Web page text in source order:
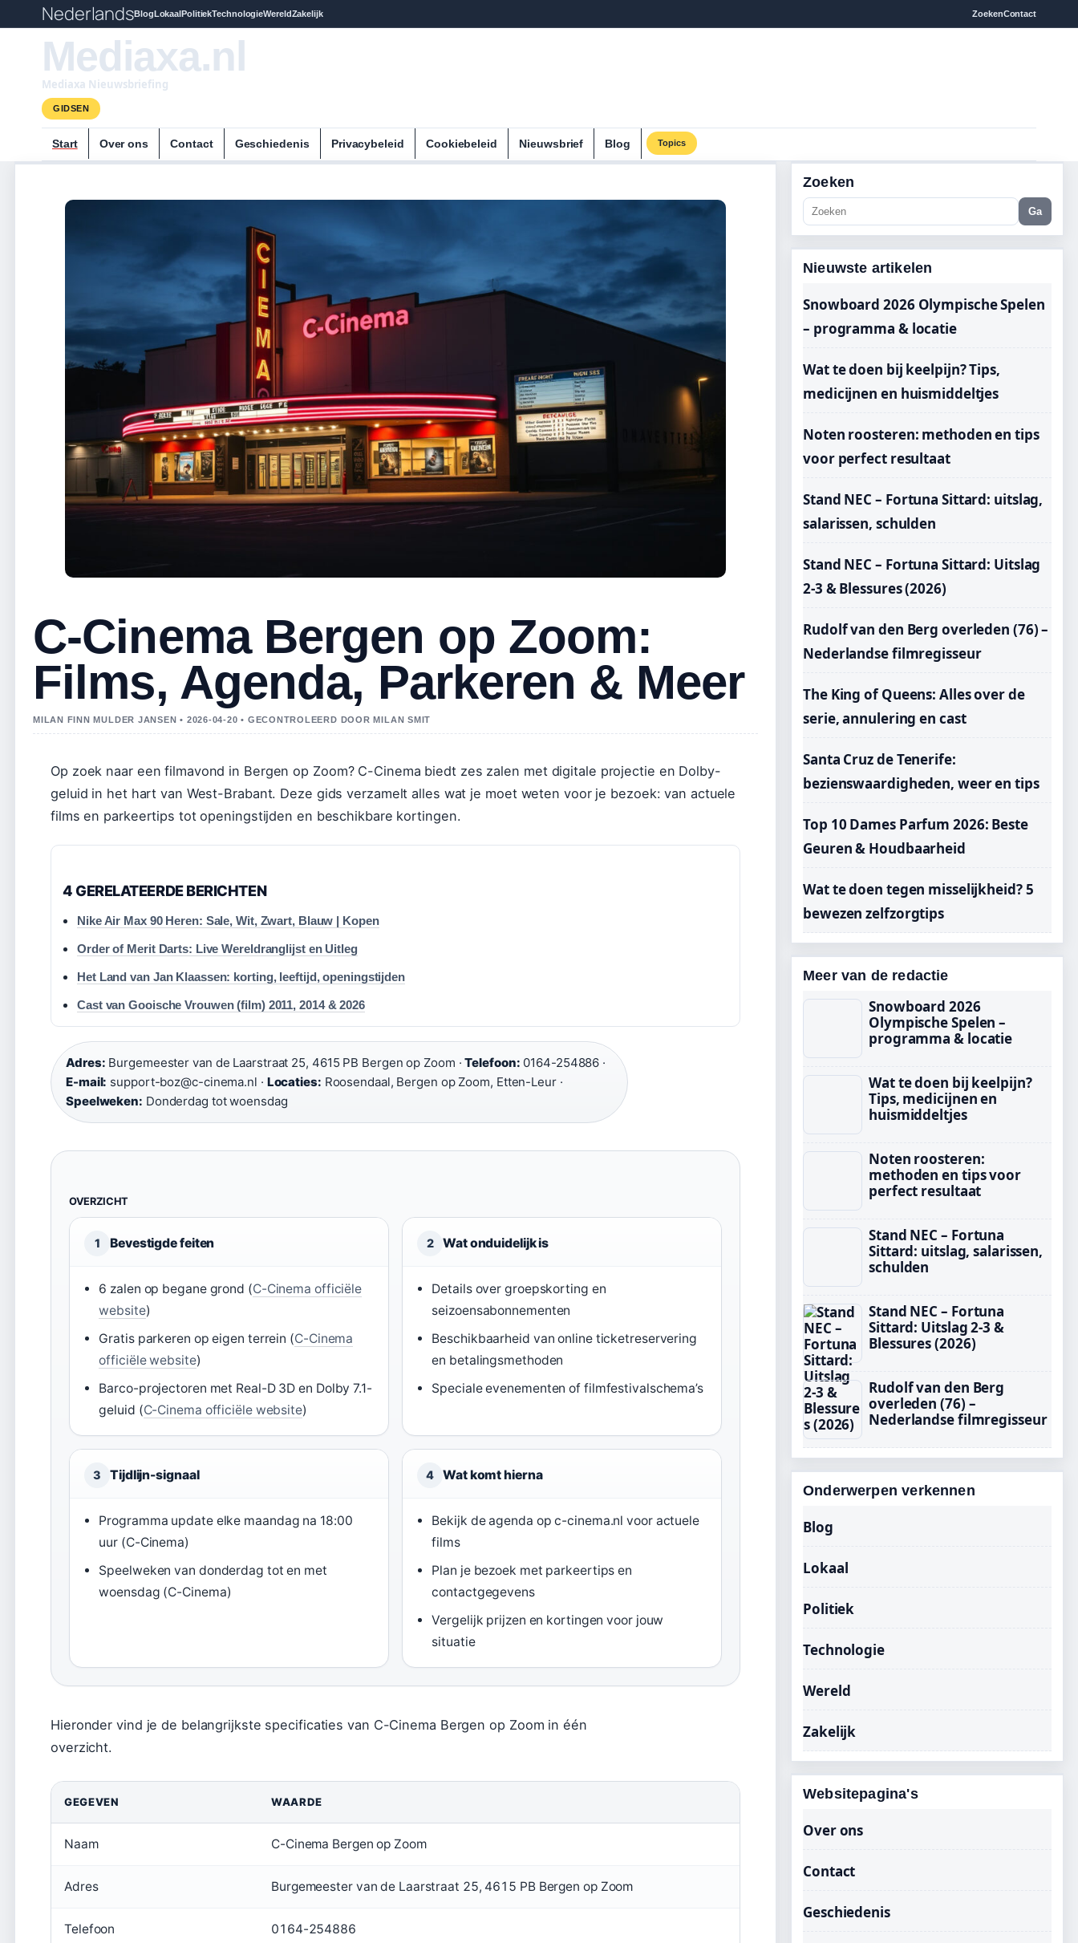
NederlandsBlogLokaalPolitiekTechnologieWereldZakelijk ZoekenContact
Mediaxa.nl
Mediaxa Nieuwsbriefing
GIDSEN
Start Over ons Contact Geschiedenis Privacybeleid Cookiebeleid Nieuwsbrief Blog Topics
C-Cinema Bergen op Zoom:
Films, Agenda, Parkeren & Meer
MILAN FINN MULDER JANSEN • 2026-04-20 • GECONTROLEERD DOOR MILAN SMIT
Op zoek naar een filmavond in Bergen op Zoom? C-Cinema biedt zes zalen met digitale projectie en Dolby-
geluid in het hart van West-Brabant. Deze gids verzamelt alles wat je moet weten voor je bezoek: van actuele
films en parkeertips tot openingstijden en beschikbare kortingen.
4 GERELATEERDE BERICHTEN
Nike Air Max 90 Heren: Sale, Wit, Zwart, Blauw | Kopen
Order of Merit Darts: Live Wereldranglijst en Uitleg
Het Land van Jan Klaassen: korting, leeftijd, openingstijden
Cast van Gooische Vrouwen (film) 2011, 2014 & 2026
Adres: Burgemeester van de Laarstraat 25, 4615 PB Bergen op Zoom ·Telefoon: 0164-254886 ·
E-mail: support-boz@c-cinema.nl · Locaties: Roosendaal, Bergen op Zoom, Etten-Leur ·
Speelweken: Donderdag tot woensdag
OVERZICHT
1 Bevestigde feiten
6 zalen op begane grond (C-Cinema officiële
website)
Gratis parkeren op eigen terrein (C-Cinema
officiële website)
Barco-projectoren met Real-D 3D en Dolby 7.1-
geluid (C-Cinema officiële website)
2 Wat onduidelijk is
Details over groepskorting en
seizoensabonnementen
Beschikbaarheid van online ticketreservering
en betalingsmethoden
Speciale evenementen of filmfestivalschema’s
3 Tijdlijn-signaal
Programma update elke maandag na 18:00
uur (C-Cinema)
Speelweken van donderdag tot en met
woensdag (C-Cinema)
4 Wat komt hierna
Bekijk de agenda op c-cinema.nl voor actuele
films
Plan je bezoek met parkeertips en
contactgegevens
Vergelijk prijzen en kortingen voor jouw
situatie
Hieronder vind je de belangrijkste specificaties van C-Cinema Bergen op Zoom in één
overzicht.
GEGEVEN WAARDE
Naam C-Cinema Bergen op Zoom
Adres Burgemeester van de Laarstraat 25, 4615 PB Bergen op Zoom
Telefoon 0164-254886
Zoeken
Ga
Nieuwste artikelen
Snowboard 2026 Olympische Spelen
– programma & locatie
Wat te doen bij keelpijn? Tips,
medicijnen en huismiddeltjes
Noten roosteren: methoden en tips
voor perfect resultaat
Stand NEC – Fortuna Sittard: uitslag,
salarissen, schulden
Stand NEC – Fortuna Sittard: Uitslag
2-3 & Blessures (2026)
Rudolf van den Berg overleden (76) –
Nederlandse filmregisseur
The King of Queens: Alles over de
serie, annulering en cast
Santa Cruz de Tenerife:
bezienswaardigheden, weer en tips
Top 10 Dames Parfum 2026: Beste
Geuren & Houdbaarheid
Wat te doen tegen misselijkheid? 5
bewezen zelfzorgtips
Meer van de redactie
Snowboard 2026
Olympische Spelen –
programma & locatie
Wat te doen bij keelpijn?
Tips, medicijnen en
huismiddeltjes
Noten roosteren:
methoden en tips voor
perfect resultaat
Stand NEC – Fortuna
Sittard: uitslag, salarissen,
schulden
Stand NEC – Fortuna
Sittard: Uitslag 2-3 &
Blessures (2026)
Rudolf van den Berg
overleden (76) –
Nederlandse filmregisseur
Onderwerpen verkennen
Blog
Lokaal
Politiek
Technologie
Wereld
Zakelijk
Websitepagina's
Over ons
Contact
Geschiedenis